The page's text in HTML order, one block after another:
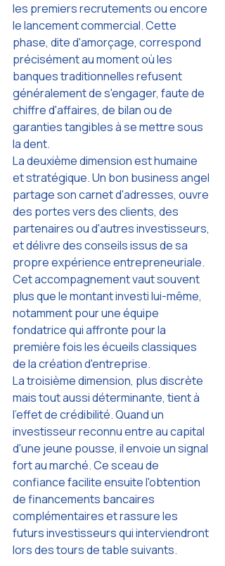
les premiers recrutements ou encore
le lancement commercial. Cette
phase, dite d'amorçage, correspond
précisément au moment où les
banques traditionnelles refusent
généralement de s'engager, faute de
chiffre d'affaires, de bilan ou de
garanties tangibles à se mettre sous
la dent.
La deuxième dimension est humaine
et stratégique. Un bon business angel
partage son carnet d'adresses, ouvre
des portes vers des clients, des
partenaires ou d'autres investisseurs,
et délivre des conseils issus de sa
propre expérience entrepreneuriale.
Cet accompagnement vaut souvent
plus que le montant investi lui-même,
notamment pour une équipe
fondatrice qui affronte pour la
première fois les écueils classiques
de la création d'entreprise.
La troisième dimension, plus discrète
mais tout aussi déterminante, tient à
l'effet de crédibilité. Quand un
investisseur reconnu entre au capital
d'une jeune pousse, il envoie un signal
fort au marché. Ce sceau de
confiance facilite ensuite l'obtention
de financements bancaires
complémentaires et rassure les
futurs investisseurs qui interviendront
lors des tours de table suivants.